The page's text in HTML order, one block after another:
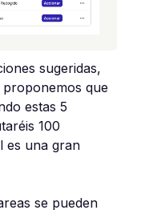
sugeridas,
que
estas 5
100
es una gran
se pueden